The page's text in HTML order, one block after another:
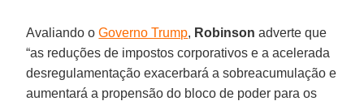
Avaliando oGoverno Trump, Robinson adverte que
“as reduções de impostos corporativos e a acelerada
desregulamentação exacerbará a sobreacumulação e
aumentará a propensão do bloco de poder para os